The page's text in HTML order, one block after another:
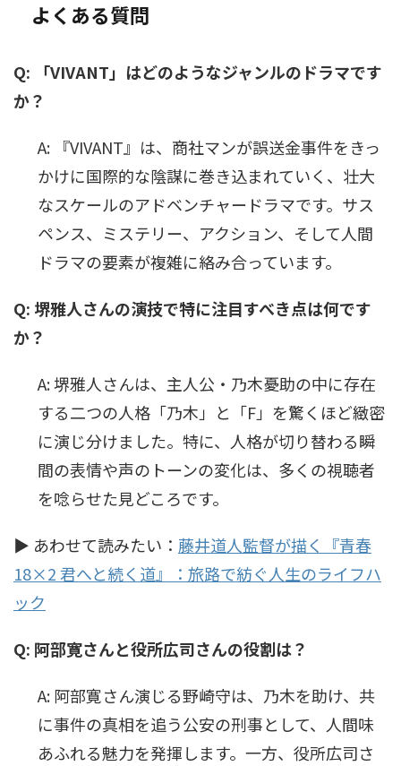
よくある質問
Q: 「VIVANT」はどのようなジャンルのドラマです
か？
A: 『VIVANT』は、商社マンが誤送金事件をきっ
かけに国際的な陰謀に巻き込まれていく、壮大
なスケールのアドベンチャードラマです。サス
ペンス、ミステリー、アクション、そして人間
ドラマの要素が複雑に絡み合っています。
Q: 堺雅人さんの演技で特に注目すべき点は何です
か？
A: 堺雅人さんは、主人公・乃木憂助の中に存在
する二つの人格「乃木」と「F」を驚くほど緻密
に演じ分けました。特に、人格が切り替わる瞬
間の表情や声のトーンの変化は、多くの視聴者
を唸らせた見どころです。
▶ あわせて読みたい： 藤井道人監督が描く『青春
18×2 君へと続く道』：旅路で紡ぐ人生のライフハ
ック
Q: 阿部寛さんと役所広司さんの役割は？
A: 阿部寛さん演じる野崎守は、乃木を助け、共
に事件の真相を追う公安の刑事として、人間味
あふれる魅力を発揮します。一方、役所広司さ